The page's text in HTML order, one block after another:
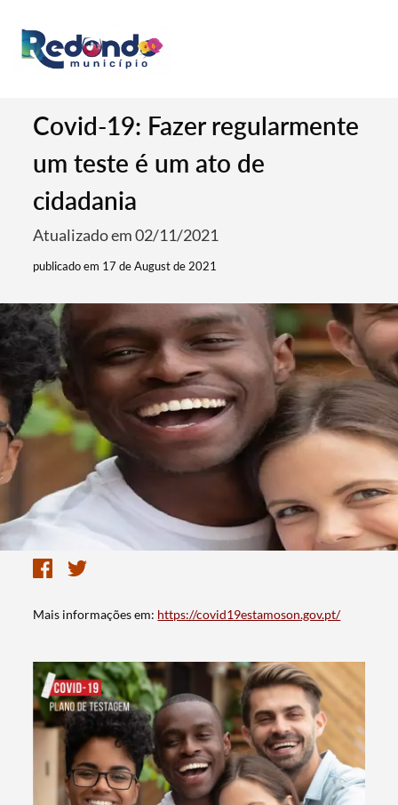
Covid-19: Fazer regularmente
um teste é um ato de
cidadania
Atualizado em 02/11/2021
publicado em 17 de August de 2021
Mais informações em: https://covid19estamoson.gov.pt/